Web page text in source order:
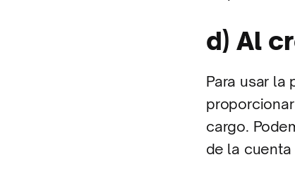
d) Al
Para usar la
cargo.
de la